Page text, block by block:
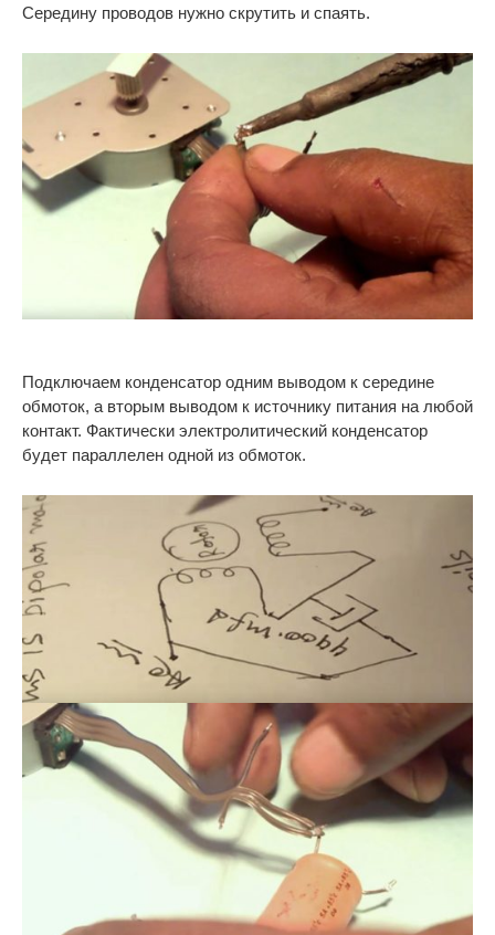
Середину проводов нужно скрутить и спаять.
Подключаем конденсатор одним выводом к середине
обмоток, а вторым выводом к источнику питания на любой
контакт. Фактически электролитический конденсатор
будет параллелен одной из обмоток.